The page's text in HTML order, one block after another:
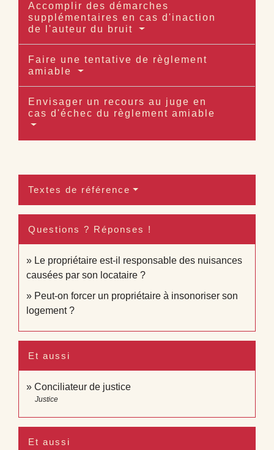
Accomplir des démarches
supplémentaires en cas d'inaction
de l'auteur du bruit
Faire une tentative de règlement
amiable
Envisager un recours au juge en
cas d'échec du règlement amiable
Textes de référence
Questions ? Réponses !
Le propriétaire est-il responsable des nuisances
causées par son locataire ?
Peut-on forcer un propriétaire à insonoriser son
logement ?
Et aussi
Conciliateur de justice
Justice
Et aussi